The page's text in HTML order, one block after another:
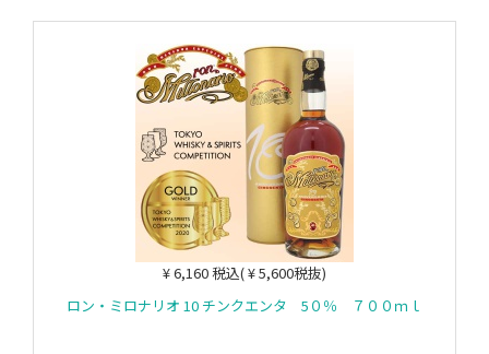
¥ 6,160 税込( ¥ 5,600税抜)
ロン・ミロナリオ 10 チンクエンタ 5０％ ７００ｍｌ